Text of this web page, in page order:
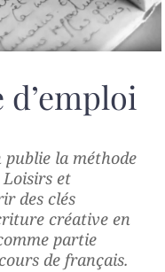
publie la méthode
et
des clés
créative en
partie
de français.